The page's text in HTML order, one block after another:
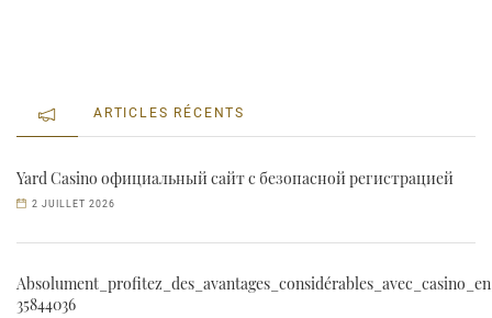
ARTICLES RÉCENTS
Yard Casino официальный сайт с безопасной регистрацией
2 JUILLET 2026
35844036